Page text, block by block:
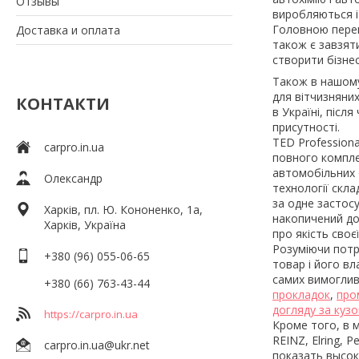
Доставка и оплата
КОНТАКТИ
carpro.in.ua
Олександр
Харків, пл. Ю. Кононенко, 1а,
Харків, Україна
+380 (96) 055-06-65
+380 (66) 763-43-44
https://carpro.in.ua
carpro.in.ua@ukr.net
виробляються
Головною
також є
створити
Також в нашому
для
в Україні,
присутності.
TED
повного
автомобільних
технології
за одне
накопичений
про якість
Розуміючи
товар і його
самих
прокладок,
догляду за
Кроме того, в
REINZ, Elring,
показать